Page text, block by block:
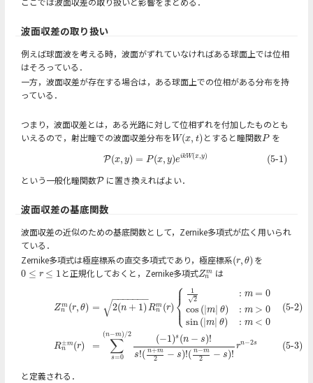
波面収差の取り扱い
例えば球面波を考える時，波面がずれていなければある球面上では位相
はそろっている．
一方，波面収差が存在する場合は，ある球面上での位相がある分布を持
っている．
つまり，波面収差とは，ある光路に対して位相ずれを付加したものとも
いえるので，射出瞳での波面収差分布を W(x, t)
W(x,t) とすると瞳関数P
P を
P(x, y) = P(x, y)eikW(x,y) (5-1)
(5-1)P(x ,y =P(x,y)eikW(x,y)
という一般化瞳関数P
P に置き換えればよい．
波面収差の基底関数
波面収差の近似のための基底関数として，Zernike多項式が広く用いられ
ている．
Zernike多項式は極座標系の直交多項式であり，極座標系(r, θ)
(r,θ)
を
0 ≤ r ≤ 1
0≤r≤1 と正規化しておくと，Zernike多項式Zm
n
Znm は
Zm
n (r, θ)
R±m
n (r)
= 2(n + 1)
− −
−−−−−
√ Rm
n (r) ⎧
⎩
⎨⎪
⎪
1
2
√
cos (|m| θ)
sin(|m| θ)
: m = 0
: m > 0
: m < 0
= ∑
s=0
(n−m)/2 (−1)s (n − s)!
s!( n+m
2 − s)!( n−m
2 − s)!
rn−2s
(5-2)
(5-3)
):m>0 m<0(5-3)Rn
と定義される．